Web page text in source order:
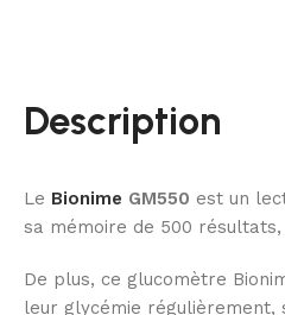
Description
Le Bionime GM550 est un
sa mémoire de 500
De plus, ce glucomètre
leur glycémie régulièrement,